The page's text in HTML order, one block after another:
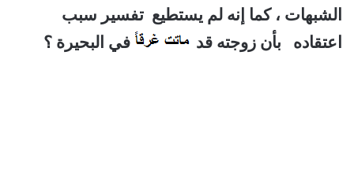
الشبهات ، كما إنه لم يستطيع تفسير سبب
اعتقاده بأن زوجته قد
في البحيرة ؟